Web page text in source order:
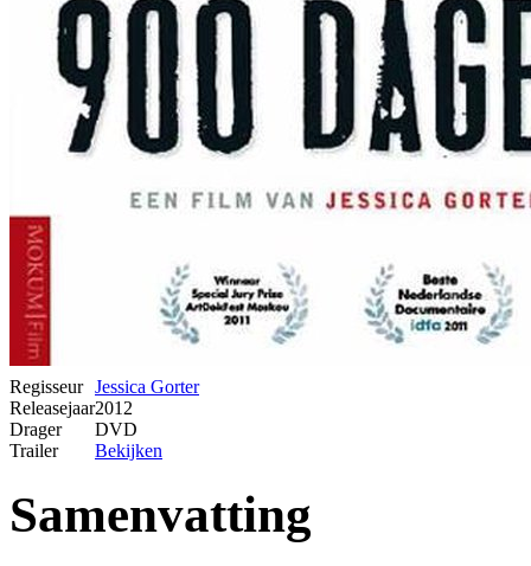
Regisseur Jessica Gorter
Releasejaar2012
Drager
DVD
Trailer
Bekijken
Samenvatting